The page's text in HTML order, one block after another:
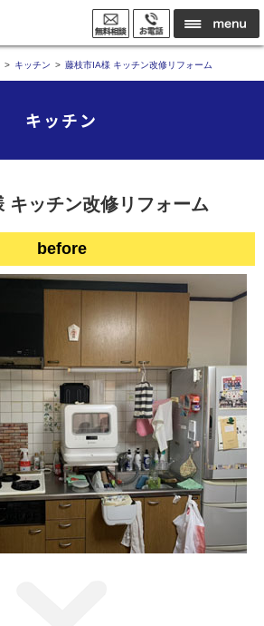
キッチン 藤枝市IA様 キッチン改修リフォーム
キッチン
キッチン改修リフォーム
before